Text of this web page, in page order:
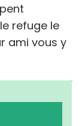
refuge le
ami vous y